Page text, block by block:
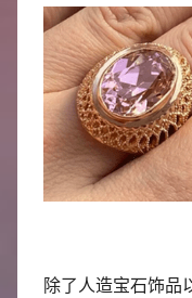
除了人造宝石饰品